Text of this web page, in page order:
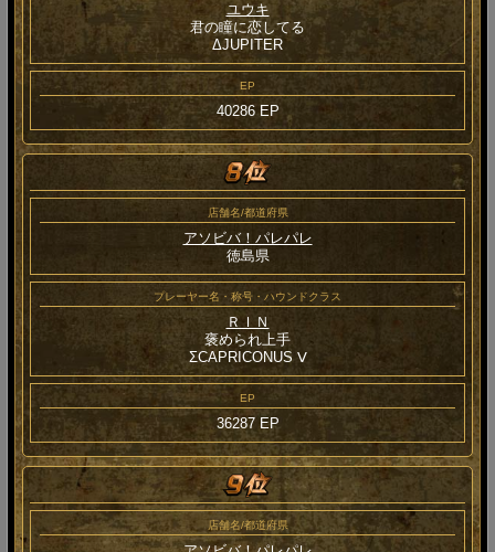
ユウキ
君の瞳に恋してる
ΔJUPITER
EP
40286 EP
店舗名/都道府県
アソビバ！パレパレ
徳島県
プレーヤー名・称号・ハウンドクラス
ＲＩＮ
褒められ上手
ΣCAPRICONUS Ⅴ
EP
36287 EP
店舗名/都道府県